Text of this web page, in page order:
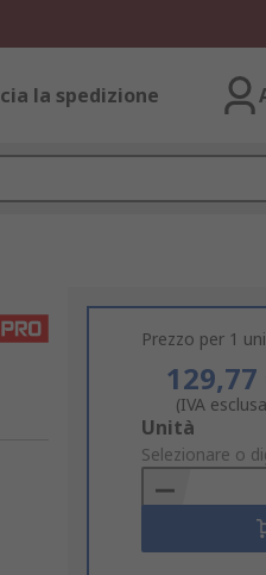
la spedizione
Prezzo per 1
129,77
(IVA
Add
to
Basket
Unità
Selezionare o